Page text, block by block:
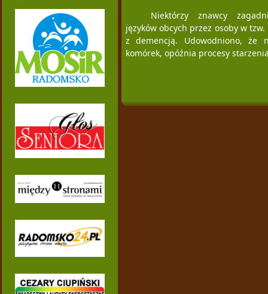
Niektórzy znawcy
języków obcych przez osoby w
z demencją. Udowodniono, że
komórek, opóźnia procesy